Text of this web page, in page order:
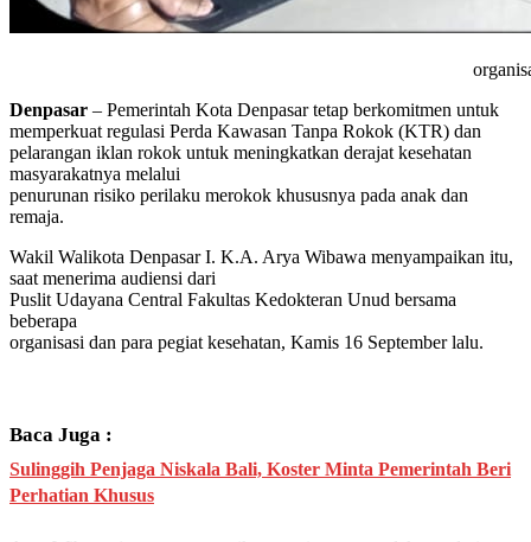
Denpasar – Pemerintah Kota Denpasar tetap berkomitmen untuk
memperkuat regulasi Perda Kawasan Tanpa Rokok (KTR) dan
pelarangan iklan rokok untuk meningkatkan derajat kesehatan
masyarakatnya melalui
penurunan risiko perilaku merokok khususnya pada anak dan
remaja.
Wakil Walikota Denpasar I. K.A. Arya Wibawa menyampaikan itu,
saat menerima audiensi dari
Puslit Udayana Central Fakultas Kedokteran Unud bersama
beberapa
organisasi dan para pegiat kesehatan, Kamis 16 September lalu.
Baca Juga :
Sulinggih Penjaga Niskala Bali, Koster Minta Pemerintah Beri
Perhatian Khusus